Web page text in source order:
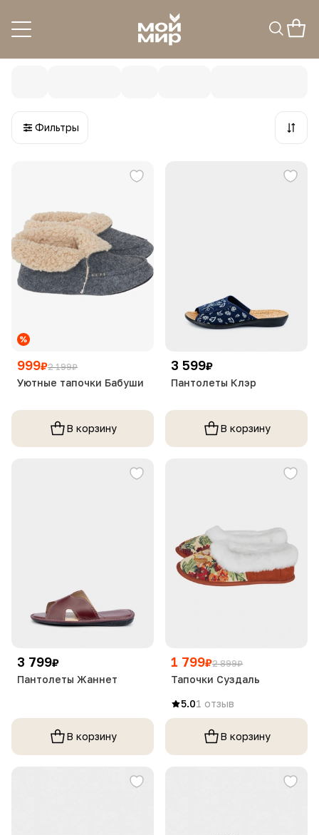
Домашняя обувь
Фильтры
999₽2 199₽
Уютные тапочки Бабуши
В корзину
3 599₽
Пантолеты Клэр
В корзину
3 799₽
Пантолеты Жаннет
В корзину
1 799₽2 899₽
Тапочки Суздаль
5.01 отзыв
В корзину